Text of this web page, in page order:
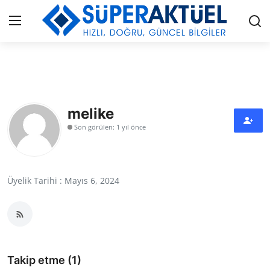
İLETİŞİM
HAKKIMIZDA
İŞ BİRLİĞİ
melike
Son görülen: 1 yıl önce
Üyelik Tarihi : Mayıs 6, 2024
Takip etme (1)